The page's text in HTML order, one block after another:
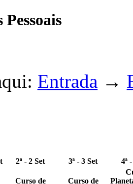
Entrada →
2ª - 2 Set 3ª - 3 Set 4ª
Curso de
Curso de